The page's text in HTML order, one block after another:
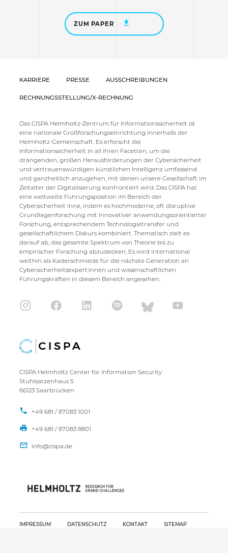
ZUM PAPER
KARRIERE PRESSE AUSSCHREIBUNGEN
RECHNUNGSSTELLUNG/X-RECHNUNG
Das CISPA Helmholtz-Zentrum für Informationssicherheit ist
eine nationale Großforschungseinrichtung innerhalb der
Helmholtz-Gemeinschaft. Es erforscht die
Informationssicherheit in all ihren Facetten, um die
drängenden, großen Herausforderungen der Cybersicherheit
und vertrauenswürdigen künstlichen Intelligenz umfassend
und ganzheitlich anzugehen, mit denen unsere Gesellschaft im
Zeitalter der Digitalisierung konfrontiert wird. Das CISPA hat
eine weltweite Führungsposition im Bereich der
Cybersicherheit inne, indem es hochmoderne, oft disruptive
Grundlagenforschung mit innovativer anwendungsorientierter
Forschung, entsprechendem Technologietransfer und
gesellschaftlichem Diskurs kombiniert. Thematisch zielt es
darauf ab, das gesamte Spektrum von Theorie bis zu
empirischer Forschung abzudecken. Es wird international
weithin als Kaderschmiede für die nächste Generation an
Cybersicherheitsexpert:innen und wissenschaftlichen
Führungskräften in diesem Bereich angesehen.
CISPA Helmholtz Center for Information Security
Stuhlsatzenhaus 5
66123 Saarbrücken
+49 681 / 87083 1001
+49 681 / 87083 8801
IMPRESSUM DATENSCHUTZ KONTAKT SITEMAP